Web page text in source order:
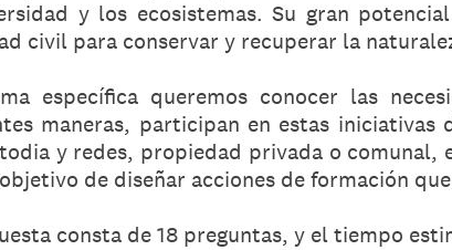
y los ecosistemas. Su gran
civil para conservar y recuperar la
específica queremos conocer las
maneras, participan en estas
y redes, propiedad privada o
de diseñar acciones de formación
consta de 18 preguntas, y el tiempo